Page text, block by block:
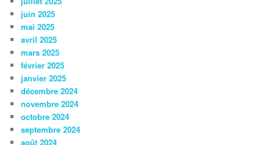
juin 2025
mai 2025
avril 2025
mars 2025
février 2025
janvier 2025
décembre 2024
novembre 2024
octobre 2024
septembre 2024
août 2024